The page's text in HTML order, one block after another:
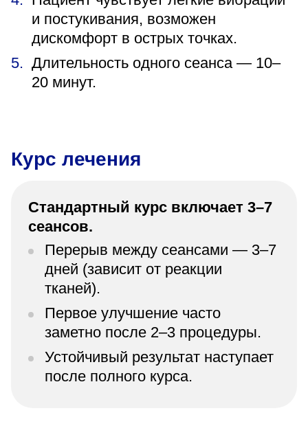
и постукивания, возможен
дискомфорт в острых точках.
Длительность одного сеанса — 10–
20 минут.
Курс лечения
Стандартный курс включает 3–7
сеансов.
Перерыв между сеансами — 3–7
дней (зависит от реакции
тканей).
Первое улучшение часто
заметно после 2–3 процедуры.
Устойчивый результат наступает
после полного курса.